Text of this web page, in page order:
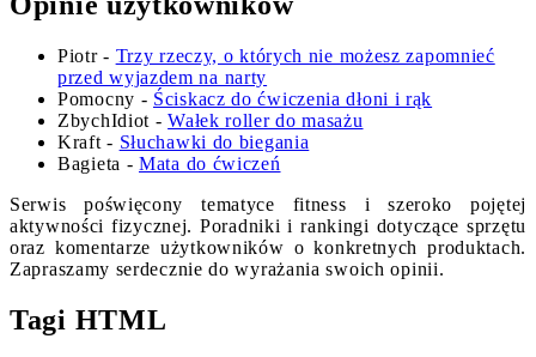
Piotr- Trzy rzeczy, o których nie możesz zapomnieć
przed wyjazdem na narty
Pomocny - Ściskacz do ćwiczenia dłoni i rąk
ZbychIdiot -Wałek roller do masażu
Kraft - Słuchawki do biegania
Bagieta -Mata do ćwiczeń
Serwis poświęcony tematyce fitness i szeroko pojętej
aktywności fizycznej. Poradniki i rankingi dotyczące sprzętu
oraz komentarze użytkowników o konkretnych produktach.
Zapraszamy serdecznie do wyrażania swoich opinii.
Tagi HTML